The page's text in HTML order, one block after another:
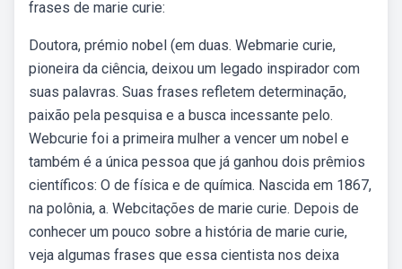
frases de marie curie:
Doutora, prémio nobel (em duas. Webmarie curie,
pioneira da ciência, deixou um legado inspirador com
suas palavras. Suas frases refletem determinação,
paixão pela pesquisa e a busca incessante pelo.
Webcurie foi a primeira mulher a vencer um nobel e
também é a única pessoa que já ganhou dois prêmios
científicos: O de física e de química. Nascida em 1867,
na polônia, a. Webcitações de marie curie. Depois de
conhecer um pouco sobre a história de marie curie,
veja algumas frases que essa cientista nos deixa